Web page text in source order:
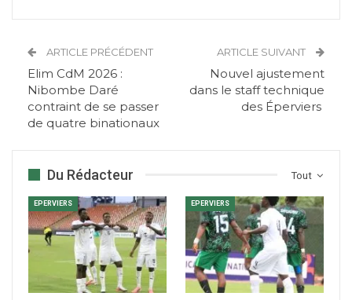
ARTICLE PRÉCÉDENT
Elim CdM 2026 :
Nibombe Daré
contraint de se passer
de quatre binationaux
ARTICLE SUIVANT
Nouvel ajustement
dans le staff technique
des Éperviers
Tout
Du Rédacteur
EPERVIERS EPERVIERS